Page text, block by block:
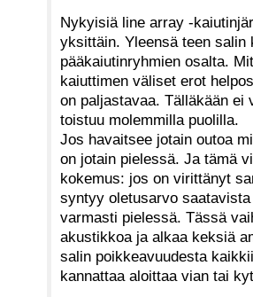
Nykyisiä line array -
yksittäin. Yleensä teen
pääkaiutinryhmien osalta.
kaiuttimen väliset erot
on paljastavaa. Tälläkään ei
toistuu molemmilla puolilla.
Jos havaitsee jotain outoa
on jotain pielessä. Ja tämä
kokemus: jos on virittänyt
syntyy oletusarvo
varmasti pielessä. Tässä
akustikkoa ja alkaa keksiä
salin poikkeavuudesta
kannattaa aloittaa vian tai